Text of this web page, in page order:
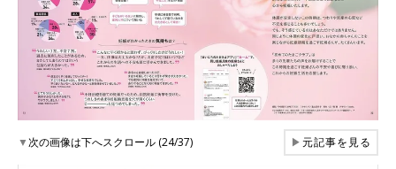
▼次の画像は下へスクロール (24/37) ▶元記事を見る